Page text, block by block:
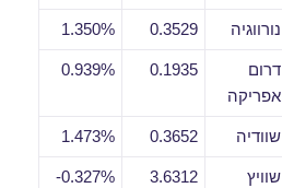
נורווגיה 0.3529
1.350%
דרום
אפריקה
0.1935
0.939%
שוודיה 0.3652
1.473%
שוויץ 3.6312
0.327%-